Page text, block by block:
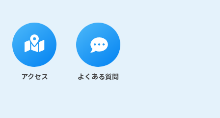
アクセス よくある質問